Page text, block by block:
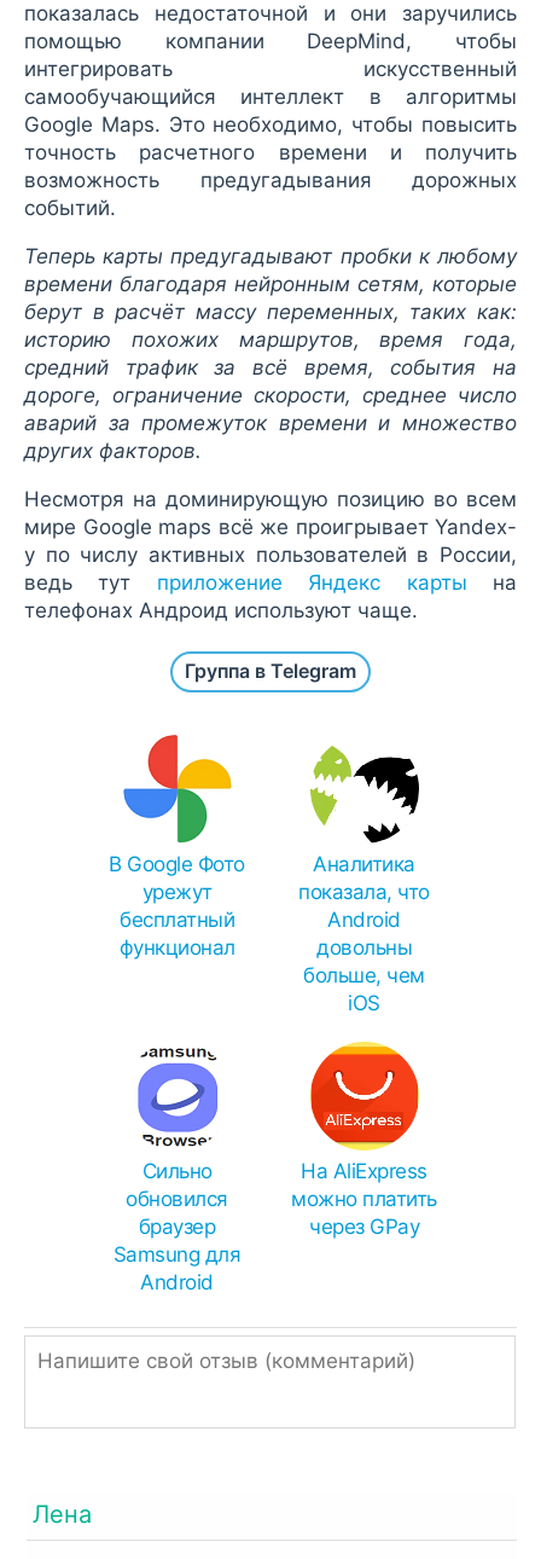
показалась недостаточной и они заручились
помощью компании DeepMind, чтобы
интегрировать искусственный
самообучающийся интеллект в алгоритмы
Google Maps. Это необходимо, чтобы повысить
точность расчетного времени и получить
возможность предугадывания дорожных
событий.
Теперь карты предугадывают пробки к любому
времени благодаря нейронным сетям, которые
берут в расчёт массу переменных, таких как:
историю похожих маршрутов, время года,
средний трафик за всё время, события на
дороге, ограничение скорости, среднее число
аварий за промежуток времени и множество
других факторов.
Несмотря на доминирующую позицию во всем
мире Google maps всё же проигрывает Yandex-
у по числу активных пользователей в России,
ведь тут приложение Яндекс карты на
телефонах Андроид используют чаще.
Группа в Telegram
В Google Фото
урежут
бесплатный
функционал
Аналитика
показала, что
Android
довольны
больше, чем
iOS
Сильно
обновился
браузер
Samsung для
Android
На AliExpress
можно платить
через GPay
Лена